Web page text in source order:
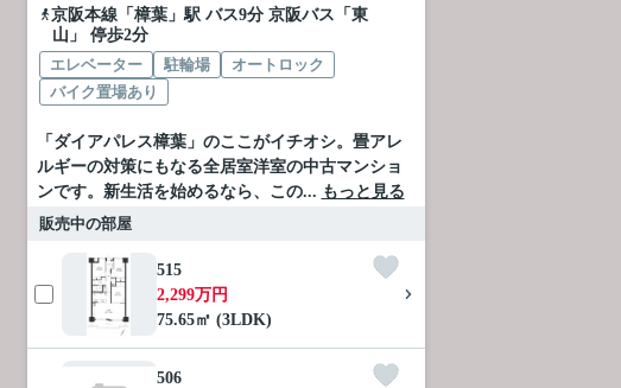
京阪本線「 樟葉」駅 バス9分 京阪バス「東
山」 停歩2分
エレベーター
駐輪場
オートロック
バイク置場あり
「ダイアパレス樟葉」のここがイチオシ。畳アレ
ルギーの対策にもなる全居室洋室の中古マンショ
ンです。新生活を始めるなら、この... もっと見る
販売中の部屋
515
2,299万円
75.65㎡ (3LDK)
506